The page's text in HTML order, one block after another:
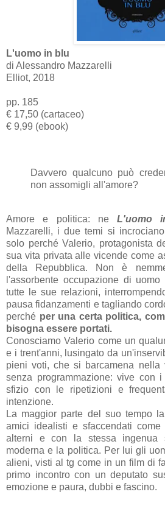
L'uomo in blu
di Alessandro Mazzarelli
Elliot, 2018
pp. 185
€ 17,50 (cartaceo)
€ 9,99 (ebook)
Davvero qualcuno può
non assomigli all'amore?
Amore e politica: ne L'uomo
Mazzarelli, i due temi si
solo perché Valerio, protagonista
sua vita privata alle vicende come
della Repubblica. Non è
l'assorbente occupazione di
tutte le sue relazioni,
pausa fidanzamenti e tagliando
perché per una certa politica,
bisogna essere portati.
Conosciamo Valerio come un
e i trent'anni, lusingato da
pieni voti, che si barcamena nella
senza programmazione: vive con
sfizio con le ripetizioni e
intenzione.
La maggior parte del suo tempo
amici idealisti e sfaccendati
alterni e con la stessa ingenua
moderna e la politica. Per lui gli
alieni, visti al tg come in un film di
primo incontro con un deputato
emozione e paura, dubbi e fascino.